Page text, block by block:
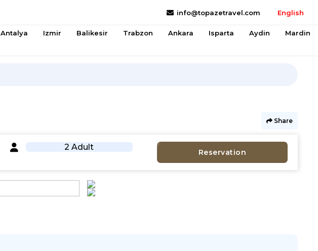
info@topazetravel.com English
Antalya Izmir Balikesir Trabzon Ankara Isparta Aydin Mardin
Share
2 Adult
Reservation